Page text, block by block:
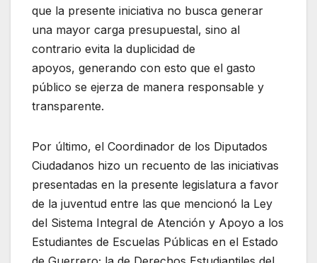
que la presente iniciativa no busca generar
una mayor carga presupuestal, sino al
contrario evita la duplicidad de
apoyos, generando con esto que el gasto
público se ejerza de manera responsable y
transparente.
Por último, el Coordinador de los Diputados
Ciudadanos hizo un recuento de las iniciativas
presentadas en la presente legislatura a favor
de la juventud entre las que mencionó la Ley
del Sistema Integral de Atención y Apoyo a los
Estudiantes de Escuelas Públicas en el Estado